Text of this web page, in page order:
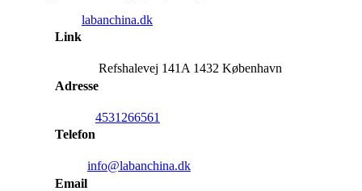
Link
labanchina.dk
Adresse
Refshalevej 141A 1432 København
Telefon
4531266561
Email
info@labanchina.dk